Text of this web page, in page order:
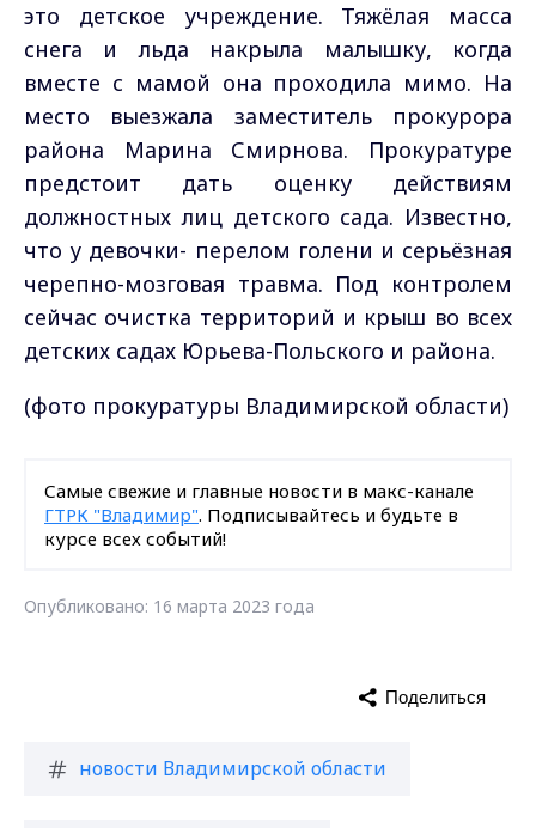
это детское учреждение. Тяжёлая масса
снега и льда накрыла малышку, когда
вместе с мамой она проходила мимо. На
место выезжала заместитель прокурора
района Марина Смирнова. Прокуратуре
предстоит дать оценку действиям
должностных лиц детского сада. Известно,
что у девочки- перелом голени и серьёзная
черепно-мозговая травма. Под контролем
сейчас очистка территорий и крыш во всех
детских садах Юрьева-Польского и района.
(фото прокуратуры Владимирской области)
Самые свежие и главные новости в макс-канале
ГТРК "Владимир". Подписывайтесь и будьте в
курсе всех событий!
Опубликовано: 16 марта 2023 года
новости Владимирской области
Поделиться